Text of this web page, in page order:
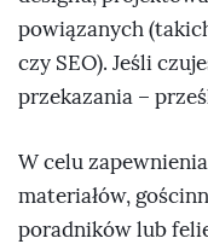
powiązanych
czy SEO). Jeśli
przekazania –
W celu
materiałów,
poradników lub